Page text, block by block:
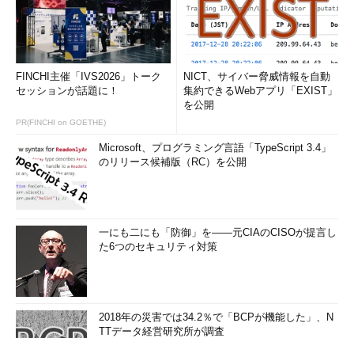
FINCHI主催「IVS2026」トーク
セッションが話題に！
PR(FINCHI on GOETHE)
NICT、サイバー脅威情報を自動
集約できるWebアプリ「EXIST」
を公開
Microsoft、プログラミング言語「TypeScript 3.4」
のリリース候補版（RC）を公開
一にも二にも「防御」を――元CIAのCISOが提言し
た6つのセキュリティ対策
2018年の災害では34.2％で「BCPが機能した」、N
TTデータ経営研究所が調査